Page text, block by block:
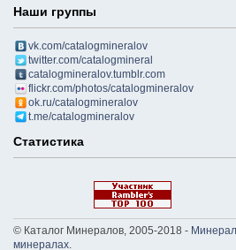
Наши группы
vk.com/catalogmineralov
twitter.com/catalogmineral
catalogmineralov.tumblr.com
flickr.com/photos/catalogmineralov
ok.ru/catalogmineralov
t.me/catalogmineralov
Статистика
© Каталог Минералов, 2005-2018 -
минералах.